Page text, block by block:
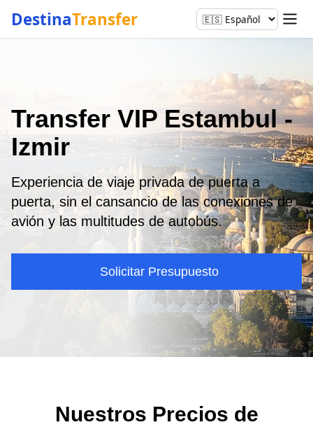
DestinaTransfer
Transfer VIP Estambul -
Izmir
Experiencia de viaje privada de puerta a
puerta, sin el cansancio de las conexiones de
avión y las multitudes de autobús.
Solicitar Presupuesto
Nuestros Precios de